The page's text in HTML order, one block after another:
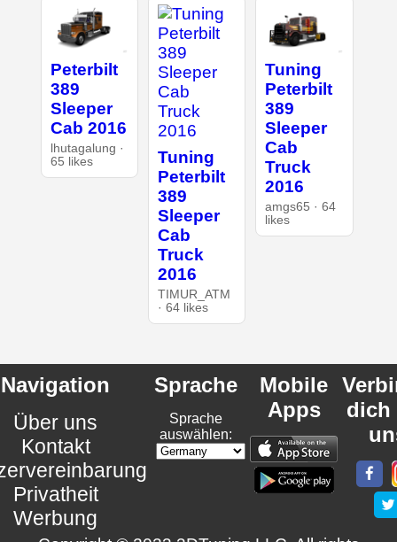
Peterbilt
389
Sleeper
Cab 2016
lhutagalung ·
65 likes
Tuning
Peterbilt
389
Sleeper
Cab
Truck
2016
TIMUR_ATM
· 64 likes
Tuning
Peterbilt
389
Sleeper
Cab
Truck
2016
amgs65 · 64
likes
Navigation
Über uns
Kontakt
Privatheit
Werbung
Sprache
Sprache
auswählen:
Mobile
Apps
dich